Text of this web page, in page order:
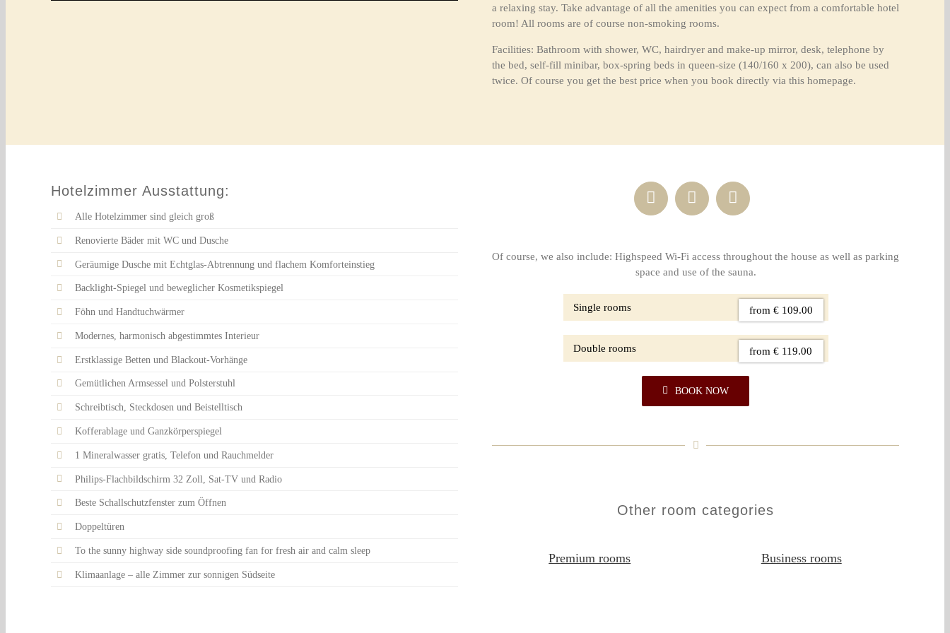
a relaxing stay. Take advantage of all the amenities you can expect from a comfortable hotel
room! All rooms are of course non-smoking rooms.
Facilities: Bathroom with shower, WC, hairdryer and make-up mirror, desk, telephone by
the bed, self-fill minibar, box-spring beds in queen-size (140/160 x 200), can also be used
twice. Of course you get the best price when you book directly via this homepage.
Hotelzimmer Ausstattung:
Alle Hotelzimmer sind gleich groß
Renovierte Bäder mit WC und Dusche
Geräumige Dusche mit Echtglas-Abtrennung und flachem Komforteinstieg
Backlight-Spiegel und beweglicher Kosmetikspiegel
Föhn und Handtuchwärmer
Modernes, harmonisch abgestimmtes Interieur
Erstklassige Betten und Blackout-Vorhänge
Gemütlichen Armsessel und Polsterstuhl
Schreibtisch, Steckdosen und Beistelltisch
Kofferablage und Ganzkörperspiegel
1 Mineralwasser gratis, Telefon und Rauchmelder
Philips-Flachbildschirm 32 Zoll, Sat-TV und Radio
Beste Schallschutzfenster zum Öffnen
Doppeltüren
To the sunny highway side soundproofing fan for fresh air and calm sleep
Klimaanlage – alle Zimmer zur sonnigen Südseite
Of course, we also include: Highspeed Wi-Fi access throughout the house as well as parking
space and use of the sauna.
Single rooms from € 109.00
Double rooms from € 119.00
BOOK NOW
Other room categories
Premium rooms Business rooms